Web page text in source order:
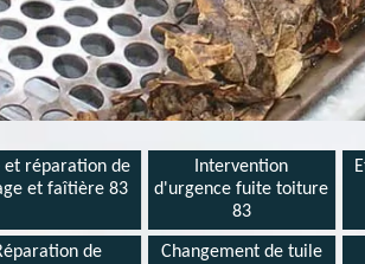
et réparation de
et faîtière 83
Intervention
d'urgence fuite toiture
83
de
Changement de tuile